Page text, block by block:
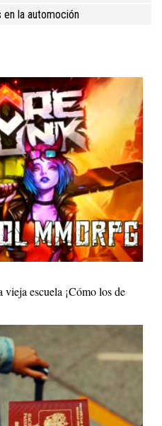
en la automoción
escuela ¡Cómo los de